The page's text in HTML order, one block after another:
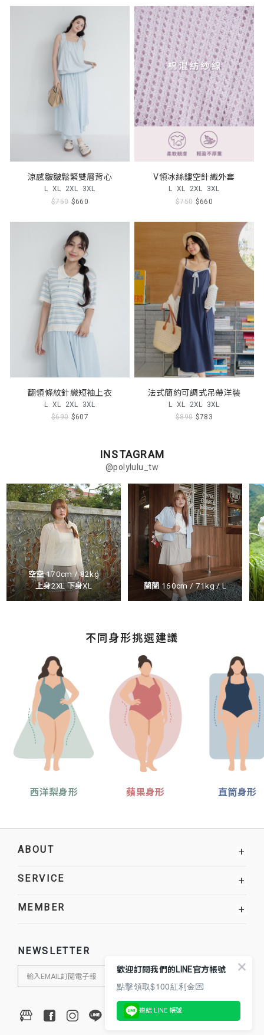
涼感皺皺鬆緊雙層背心
L XL 2XL 3XL
$750 $660
V領冰絲鏤空針織外套
L XL 2XL 3XL
$750 $660
翻領條紋針織短袖上衣
L XL 2XL 3XL
$690 $607
法式簡約可調式吊帶洋裝
L XL 2XL 3XL
$890 $783
INSTAGRAM
@polylulu_tw
空空 170cm / 82kg
上身2XL 下身XL
蘭蘭 160cm / 71kg / L
不同身形挑選建議
西洋梨身形 蘋果身形 直筒身形
ABOUT +
SERVICE +
MEMBER +
NEWSLETTER
歡迎訂閱我們的LINE官方帳號
點擊領取$100紅利金💌
連結 LINE 帳號